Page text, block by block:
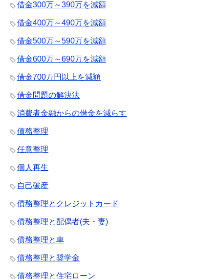
借金300万～390万を減額
借金400万～490万を減額
借金500万～590万を減額
借金600万～690万を減額
借金700万円以上を減額
借金問題の解決法
消費者金融からの借金を減らす
債務整理
任意整理
個人再生
自己破産
債務整理とクレジットカード
債務整理と配偶者(夫・妻)
債務整理と車
債務整理と奨学金
債務整理と住宅ローン